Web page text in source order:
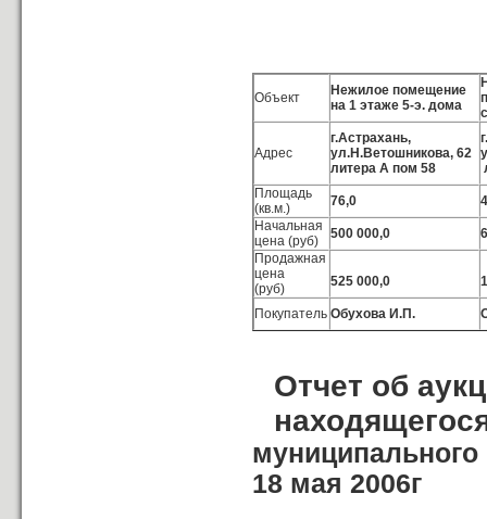
Объект
Нежилое помещение
на 1 этаже 5-э. дома
Адрес
г.Астрахань,
ул.Н.Ветошникова, 62
литера А пом 58
Площадь
(кв.м.)
76,0
Начальная
цена (руб)
500 000,0
Продажная
цена
(руб)
525 000,0
Покупатель Обухова И.П.
Отчет об
18 мая 2006г